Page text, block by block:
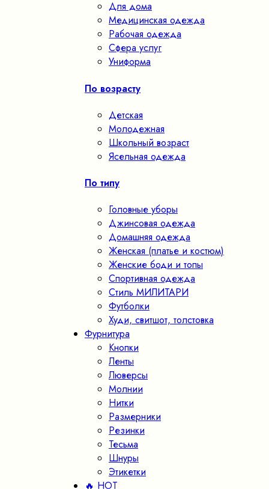
Для дома
Медицинская одежда
Рабочая одежда
Сфера услуг
Униформа
По возрасту
Детская
Молодежная
Школьный возраст
Ясельная одежда
По типу
Головные уборы
Джинсовая одежда
Домашняя одежда
Женская (платье и костюм)
Женские боди и топы
Спортивная одежда
Стиль МИЛИТАРИ
Футболки
Худи, свитшот, толстовка
Фурнитура
Кнопки
Ленты
Люверсы
Молнии
Нитки
Размерники
Резинки
Тесьма
Шнуры
Этикетки
🔥 HOT